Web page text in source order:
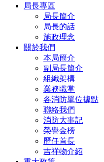
局長專區
局長簡介
局長的話
施政理念
關於我們
本局簡介
副局長簡介
組織架構
業務職掌
各消防單位據點
聯絡我們
消防大事記
榮譽金榜
歷任首長
吉祥物介紹